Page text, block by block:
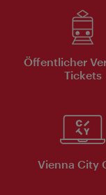
Öffentlicher
Tickets
Vienna City